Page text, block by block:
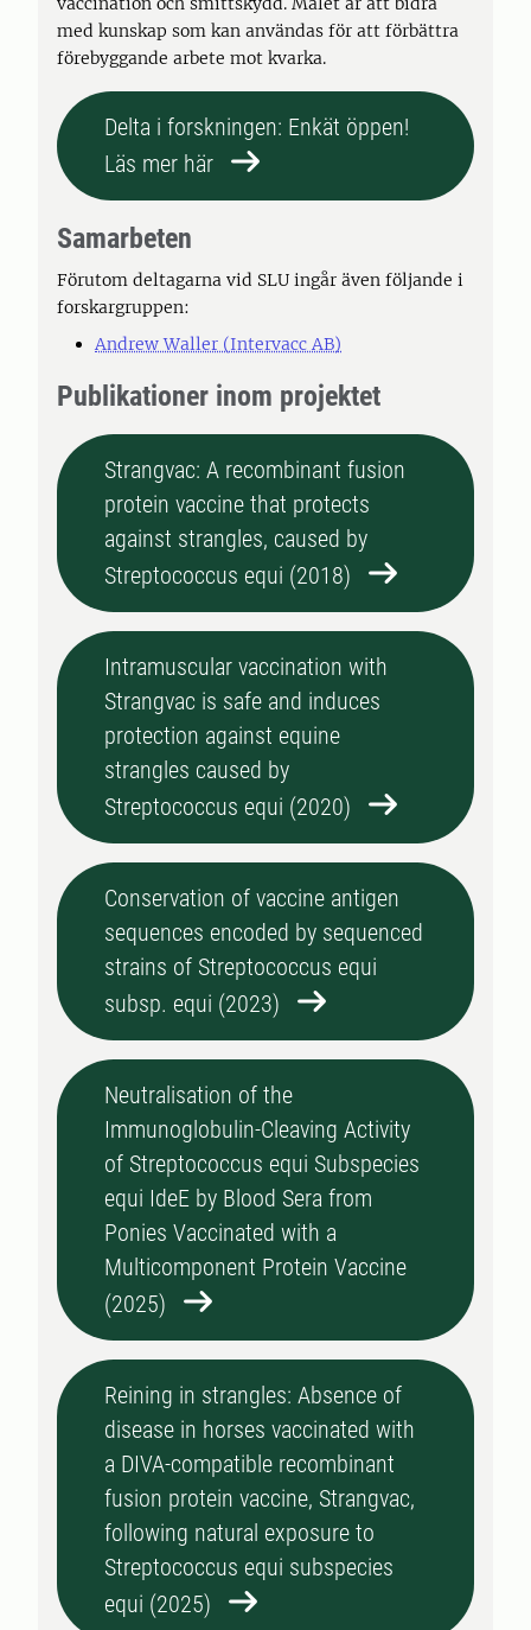
med kunskap som kan användas för att förbättra
förebyggande arbete mot kvarka.
Delta i forskningen: Enkät öppen!
Läs mer här
Samarbeten
Förutom deltagarna vid SLU ingår även följande i
forskargruppen:
Andrew Waller (Intervacc AB)
Publikationer inom projektet
Strangvac: A recombinant fusion
protein vaccine that protects
against strangles, caused by
Streptococcus equi (2018)
Intramuscular vaccination with
Strangvac is safe and induces
protection against equine
strangles caused by
Streptococcus equi (2020)
Conservation of vaccine antigen
sequences encoded by sequenced
strains of Streptococcus equi
subsp. equi (2023)
Neutralisation of the
Immunoglobulin-Cleaving Activity
of Streptococcus equi Subspecies
equi IdeE by Blood Sera from
Ponies Vaccinated with a
Multicomponent Protein Vaccine
(2025)
Reining in strangles: Absence of
disease in horses vaccinated with
a DIVA-compatible recombinant
fusion protein vaccine, Strangvac,
following natural exposure to
Streptococcus equi subspecies
equi (2025)